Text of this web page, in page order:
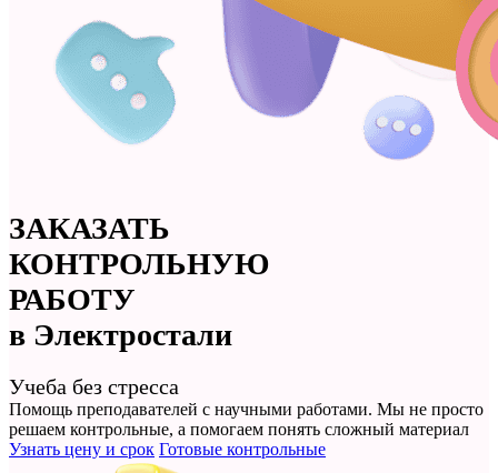
ЗАКАЗАТЬ
КОНТРОЛЬНУЮ
РАБОТУ
в Электростали
Учеба без стресса
Помощь преподавателей с научными работами. Мы не просто
решаем контрольные, а помогаем понять сложный материал
Узнать цену и срок Готовые контрольные